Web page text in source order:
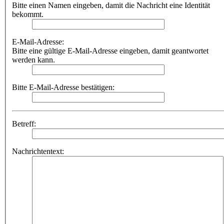
Bitte einen Namen eingeben, damit die Nachricht eine Identität
bekommt.
E-Mail-Adresse:
Bitte eine gültige E-Mail-Adresse eingeben, damit geantwortet
werden kann.
Bitte E-Mail-Adresse bestätigen:
Betreff:
Nachrichtentext: